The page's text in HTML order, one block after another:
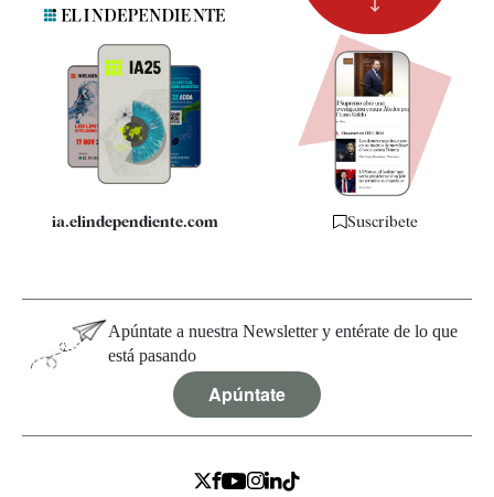
Quiénes somos
Especificaciones
ia.elindependiente.com Suscríbete
Apúntate a nuestra Newsletter y entérate de lo que
está pasando
Apúntate